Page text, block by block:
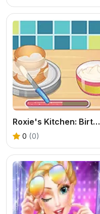
Roxie's Kitchen: Birthday Cake
0 (0)